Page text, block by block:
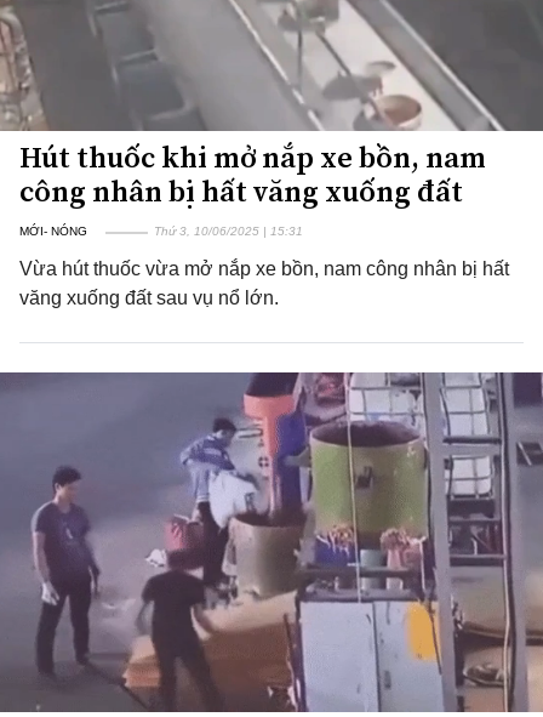
Hút thuốc khi mở nắp xe bồn, nam
công nhân bị hất văng xuống đất
MỚI- NÓNG Thứ 3, 10/06/2025 | 15:31
Vừa hút thuốc vừa mở nắp xe bồn, nam công nhân bị hất
văng xuống đất sau vụ nổ lớn.